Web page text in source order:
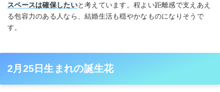
スペースは確保したいと考えています。程よい距離感で支えあえ
る包容力のある人なら、結婚生活も穏やかなものになりそうで
す。
2月25日生まれの誕生花